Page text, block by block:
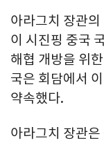
아라그치 장관
이 시진핑 중국
해협 개방을 위
국은 회담에서
약속했다.
아라그치 장관